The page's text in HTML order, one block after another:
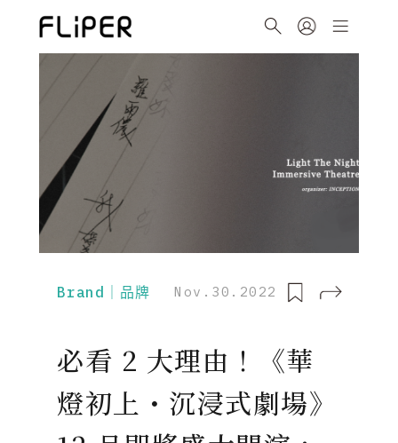
Brand｜品牌 Nov.30.2022
必看 2 大理由！《華
燈初上・沉浸式劇場》